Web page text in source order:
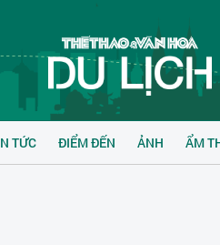
TỨC ĐIỂM ĐẾN ẢNH ẨM